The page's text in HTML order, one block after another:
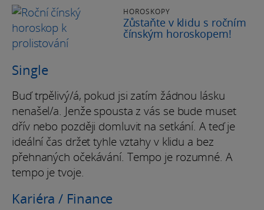
HOROSKOPY
Zůstaňte v klidu s ročním
čínským horoskopem!
Single
Buď trpělivý/á, pokud jsi zatím žádnou lásku
nenašel/a. Jenže spousta z vás se bude muset
dřív nebo později domluvit na setkání. A teď je
ideální čas držet tyhle vztahy v klidu a bez
přehnaných očekávání. Tempo je rozumné. A
tempo je tvoje.
Kariéra / Finance